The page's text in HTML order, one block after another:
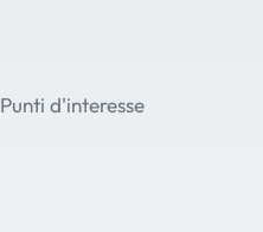
Punti d'interesse